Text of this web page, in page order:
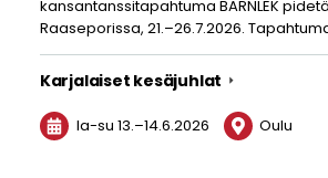
kansantanssitapahtuma BARNLEK
Raaseporissa, 21.–26.7.2026.
Karjalaiset kesäjuhlat
la-su 13.–14.6.2026 Oulu